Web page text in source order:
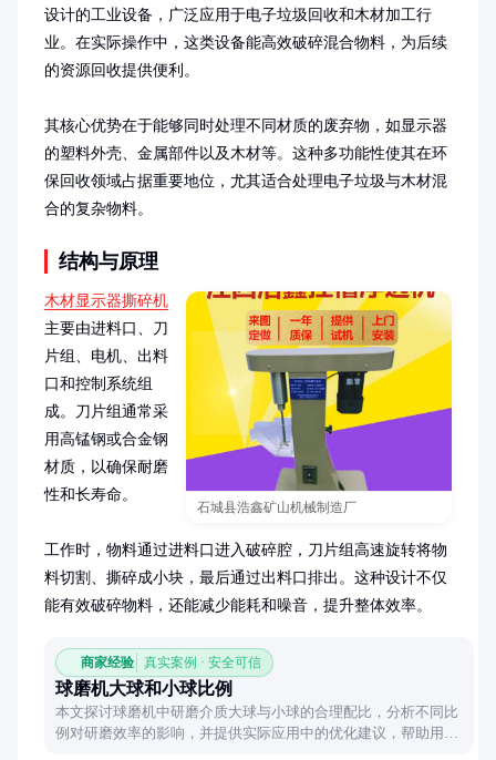
设计的工业设备，广泛应用于电子垃圾回收和木材加工行
业。在实际操作中，这类设备能高效破碎混合物料，为后续
的资源回收提供便利。
其核心优势在于能够同时处理不同材质的废弃物，如显示器
的塑料外壳、金属部件以及木材等。这种多功能性使其在环
保回收领域占据重要地位，尤其适合处理电子垃圾与木材混
合的复杂物料。
结构与原理
石城县浩鑫矿山机械制造厂
木材显示器撕碎机
主要由进料口、刀
片组、电机、出料
口和控制系统组
成。刀片组通常采
用高锰钢或合金钢
材质，以确保耐磨
性和长寿命。
工作时，物料通过进料口进入破碎腔，刀片组高速旋转将物
料切割、撕碎成小块，最后通过出料口排出。这种设计不仅
能有效破碎物料，还能减少能耗和噪音，提升整体效率。
商家经验 真实案例 · 安全可信
球磨机大球和小球比例
本文探讨球磨机中研磨介质大球与小球的合理配比，分析不同比
例对研磨效率的影响，并提供实际应用中的优化建议，帮助用户